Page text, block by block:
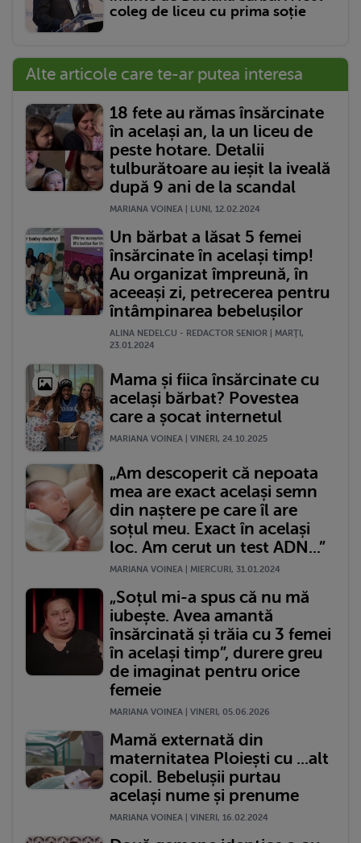
coleg de liceu cu prima soție
Alte articole care te-ar putea interesa
18 fete au rămas însărcinate
în același an, la un liceu de
peste hotare. Detalii
tulburătoare au ieșit la iveală
după 9 ani de la scandal
MARIANA VOINEA | LUNI, 12.02.2024
Un bărbat a lăsat 5 femei
însărcinate în același timp!
Au organizat împreună, în
aceeași zi, petrecerea pentru
întâmpinarea bebelușilor
ALINA NEDELCU - REDACTOR SENIOR | MARŢI,
23.01.2024
Mama și fiica însărcinate cu
același bărbat? Povestea
care a șocat internetul
MARIANA VOINEA | VINERI, 24.10.2025
„Am descoperit că nepoata
mea are exact același semn
din naștere pe care îl are
soțul meu. Exact în același
loc. Am cerut un test ADN...”
MARIANA VOINEA | MIERCURI, 31.01.2024
„Soțul mi-a spus că nu mă
iubește. Avea amantă
însărcinată și trăia cu 3 femei
în același timp”, durere greu
de imaginat pentru orice
femeie
MARIANA VOINEA | VINERI, 05.06.2026
Mamă externată din
maternitatea Ploiești cu ...alt
copil. Bebelușii purtau
același nume și prenume
MARIANA VOINEA | VINERI, 16.02.2024